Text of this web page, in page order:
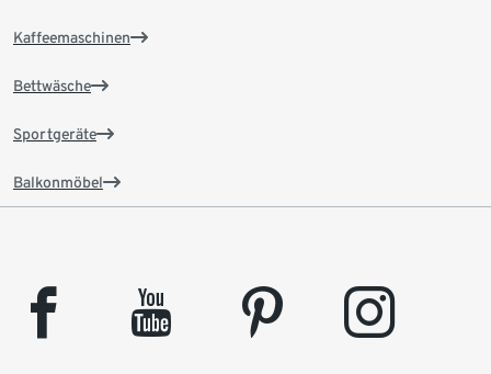
Kaffeemaschinen
Bettwäsche
Sportgeräte
Balkonmöbel
facebook youtube pinterest instagram